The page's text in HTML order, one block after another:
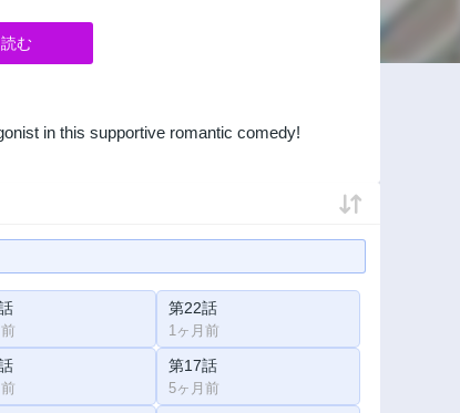
む
in this supportive romantic comedy!
第22話
1ヶ月前
第17話
5ヶ月前